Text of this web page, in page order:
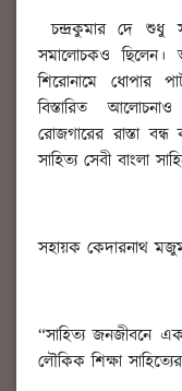
চন্দ্রকুমার দে শুধু
সমালোচকও ছিলেন।
শিরোনামে ধোপার
বিস্তারিত
রোজগারের রাস্তা বন্ধ
সাহিত্য সেবী বাংলা
সহায়ক কেদারনাথ
“সাহিত্য জনজীবনে
লৌকিক শিক্ষা